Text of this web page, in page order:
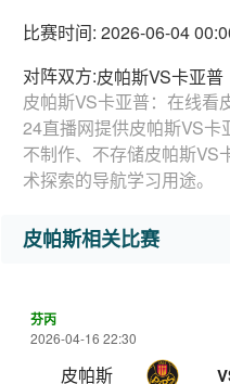
比赛时间: 2026-06-04
对阵双方:皮帕斯VS卡亚普
皮帕斯VS卡亚普：在线看
24直播网提供皮帕斯VS
不制作、不存储皮帕斯VS
术探索的导航学习用途。
皮帕斯相关比赛
芬丙
2026-04-16 22:30
皮帕斯